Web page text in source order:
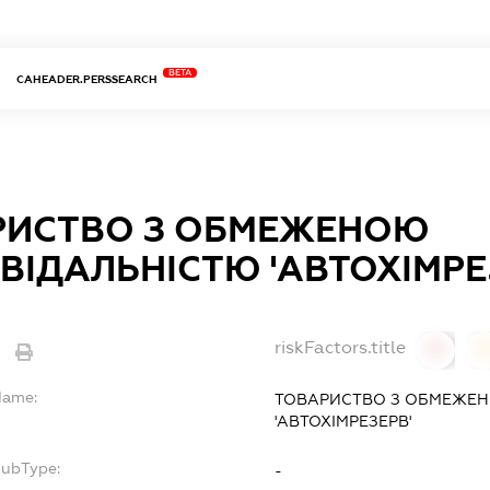
CAHEADER.PERSSEARCH
BETA
З ОБМЕЖЕНОЮ
riskFactors.title
ТОВАРИСТВО З
'АВТОХІМРЕЗЕРВ'
-